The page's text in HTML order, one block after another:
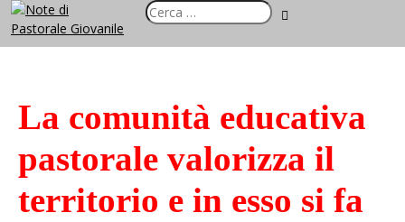
La comunità educativa
pastorale valorizza il
territorio e in esso si fa